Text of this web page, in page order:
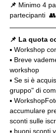
📌 Minimo 4
partecipanti  👥
📌 La quota
▪️ Workshop
▪️ Breve
workshop
▪️ Se si è
gruppo" di
▪️
accumulare
sconti sulle
▪️ buoni sconti